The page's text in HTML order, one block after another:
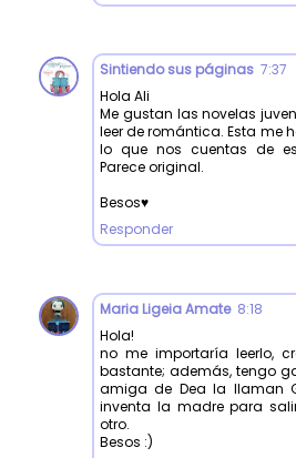
Sintiendo sus páginas 7:37
Hola Ali
Me gustan las novelas
leer de romántica. Esta me
lo que nos cuentas de
Parece original.
Besos♥️
Responder
Maria Ligeia Amate 8:18
Hola!
no me importaría leerlo,
bastante; además, tengo
amiga de Dea la llaman
inventa la madre para
otro.
Besos :)